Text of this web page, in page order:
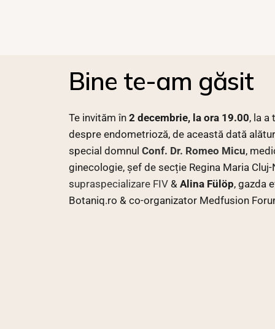
Bine te-am găsit
Te invităm în 2 decembrie, la ora 19.00, la a
despre endometrioză, de această dată
special domnul Conf. Dr. Romeo Micu,
ginecologie, șef de secție Regina Maria Cluj-
supraspecializare FIV & Alina Fülöp, gazda
Botaniq.ro & co-organizator Medfusion